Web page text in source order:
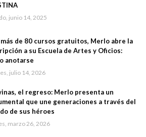
junio 14, 2025
más de 80 cursos gratuitos, Merlo abre la
a su Escuela de Artes y Oficios:
anotarse
julio 14, 2026
el regreso: Merlo presenta un
que une generaciones a través del
de sus héroes
marzo 26, 2026